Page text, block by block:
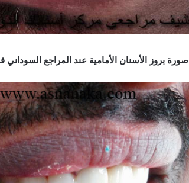
صورة بروز الأسنان الأمامية عند المراجع السوداني